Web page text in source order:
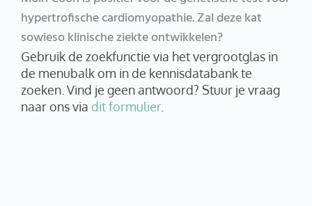
hypertrofische cardiomyopathie. Zal deze kat
sowieso klinische ziekte ontwikkelen?
Gebruik de zoekfunctie via het vergrootglas in
de menubalk om in de kennisdatabank te
zoeken. Vind je geen antwoord? Stuur je vraag
naar ons via dit formulier.